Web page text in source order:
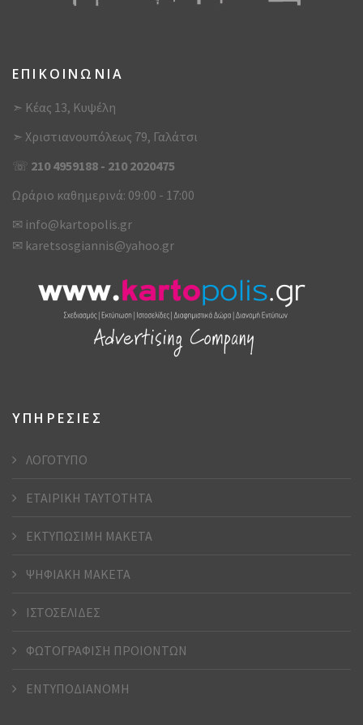
ΕΠΙΚΟΙΝΩΝΙΑ
➣ Κέας 13, Κυψέλη
➣ Χριστιανουπόλεως 79, Γαλάτσι
☏ 210 4959188 - 210 2020475
Ωράριο καθημερινά: 09:00 - 17:00
✉ info@kartopolis.gr
✉ karetsosgiannis@yahoo.gr
ΥΠΗΡΕΣΙΕΣ
ΛΟΓΟΤΥΠΟ
ΕΤΑΙΡΙΚΗ ΤΑΥΤΟΤΗΤΑ
ΕΚΤΥΠΩΣΙΜΗ ΜΑΚΕΤΑ
ΨΗΦΙΑΚΗ ΜΑΚΕΤΑ
ΙΣΤΟΣΕΛΙΔΕΣ
ΦΩΤΟΓΡΑΦΙΣΗ ΠΡΟΙΟΝΤΩΝ
ΕΝΤΥΠΟΔΙΑΝΟΜΗ